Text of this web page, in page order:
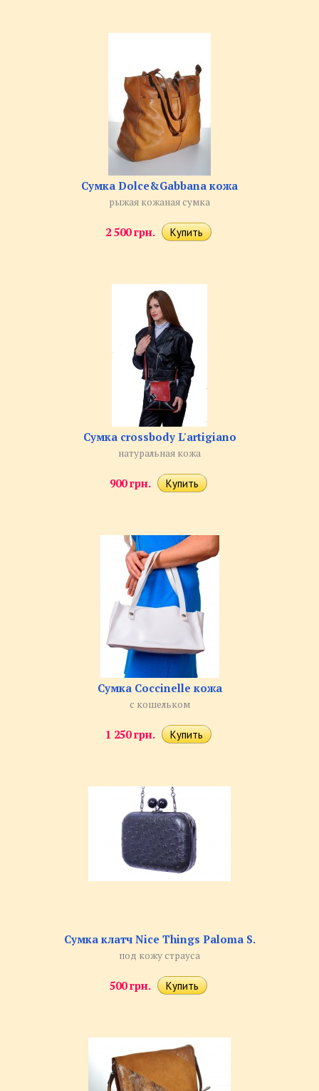
Сумка Dolce&Gabbana кожа
рыжая кожаная сумка
2 500 грн.
Сумка crossbody L'artigiano
натуральная кожа
900 грн.
Сумка Coccinelle кожа
с кошельком
1 250 грн.
Сумка клатч Nice Things Paloma S.
под кожу страуса
500 грн.